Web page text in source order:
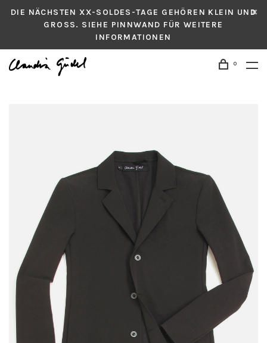
DIE NÄCHSTEN XX-SOLDES-TAGE GEHÖREN KLEIN UND
GROSS. SIEHE PINNWAND FÜR WEITERE
INFORMATIONEN
0